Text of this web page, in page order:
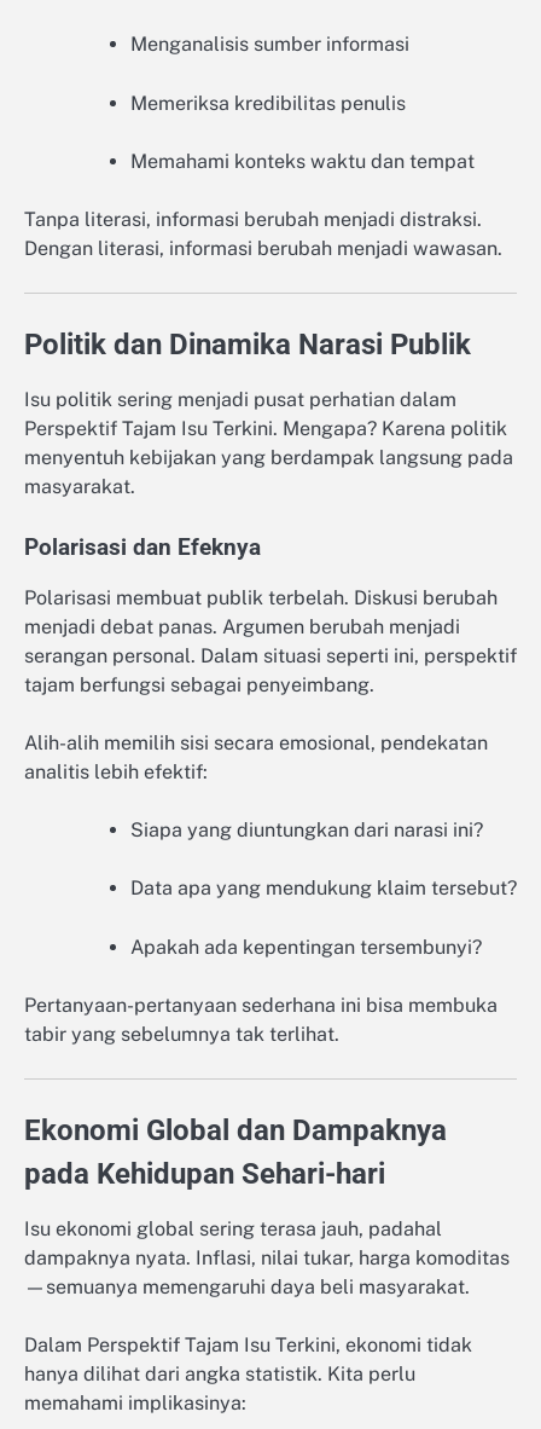
Menganalisis sumber informasi
Memeriksa kredibilitas penulis
Memahami konteks waktu dan tempat
Tanpa literasi, informasi berubah menjadi distraksi.
Dengan literasi, informasi berubah menjadi wawasan.
Politik dan Dinamika Narasi Publik
Isu politik sering menjadi pusat perhatian dalam
Perspektif Tajam Isu Terkini. Mengapa? Karena politik
menyentuh kebijakan yang berdampak langsung pada
masyarakat.
Polarisasi dan Efeknya
Polarisasi membuat publik terbelah. Diskusi berubah
menjadi debat panas. Argumen berubah menjadi
serangan personal. Dalam situasi seperti ini, perspektif
tajam berfungsi sebagai penyeimbang.
Alih-alih memilih sisi secara emosional, pendekatan
analitis lebih efektif:
Siapa yang diuntungkan dari narasi ini?
Data apa yang mendukung klaim tersebut?
Apakah ada kepentingan tersembunyi?
Pertanyaan-pertanyaan sederhana ini bisa membuka
tabir yang sebelumnya tak terlihat.
Ekonomi Global dan Dampaknya
pada Kehidupan Sehari-hari
Isu ekonomi global sering terasa jauh, padahal
dampaknya nyata. Inflasi, nilai tukar, harga komoditas
—semuanya memengaruhi daya beli masyarakat.
Dalam Perspektif Tajam Isu Terkini, ekonomi tidak
hanya dilihat dari angka statistik. Kita perlu
memahami implikasinya: